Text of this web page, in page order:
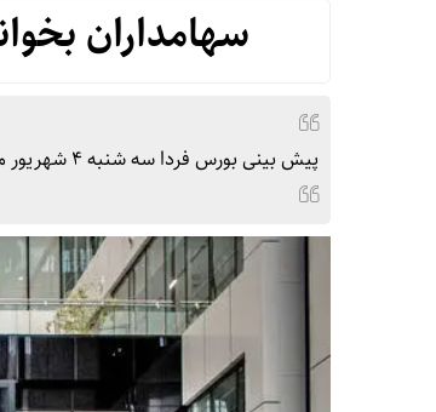
سهامداران بخوانند
پیش بینی بورس فردا سه شنبه ۴ شهریور ماه ۱۴۰۴ و تحلیل و پیش بینی بازار سرمایه را در این گزارش بخوانید.